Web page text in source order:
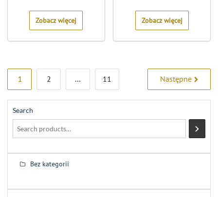
5
Zobacz więcej
5
Zobacz więcej
Stronicowanie
wpisów
1 2 … 11 Następne
Search
Bez kategorii